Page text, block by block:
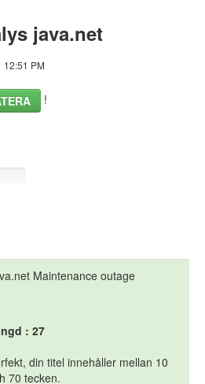
java.net
12:51 PM
!
Maintenance outage
: 27
din titel innehåller mellan 10
70 tecken.